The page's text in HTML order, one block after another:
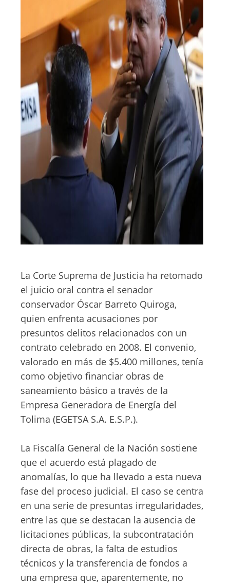
La Corte Suprema de Justicia ha retomado
el juicio oral contra el senador
conservador Óscar Barreto Quiroga,
quien enfrenta acusaciones por
presuntos delitos relacionados con un
contrato celebrado en 2008. El convenio,
valorado en más de $5.400 millones, tenía
como objetivo financiar obras de
saneamiento básico a través de la
Empresa Generadora de Energía del
Tolima (EGETSA S.A. E.S.P.).
La Fiscalía General de la Nación sostiene
que el acuerdo está plagado de
anomalías, lo que ha llevado a esta nueva
fase del proceso judicial. El caso se centra
en una serie de presuntas irregularidades,
entre las que se destacan la ausencia de
licitaciones públicas, la subcontratación
directa de obras, la falta de estudios
técnicos y la transferencia de fondos a
una empresa que, aparentemente, no